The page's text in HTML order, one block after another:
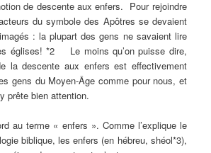
de descente aux enfers. Pour rejoindre
du symbole des Apôtres se devaient
: la plupart des gens ne savaient lire
églises! *2 Le moins qu’on puisse dire,
la descente aux enfers est effectivement
gens du Moyen-Âge comme pour nous, et
prête bien attention.
au terme « enfers ». Comme l’explique le
biblique, les enfers (en hébreu, shéol*3),